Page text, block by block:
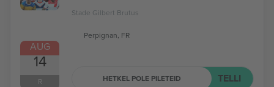
AUG
14
R
Stade Gilbert Brutus
Perpignan, FR
HETKEL POLE PILETEID TELLI